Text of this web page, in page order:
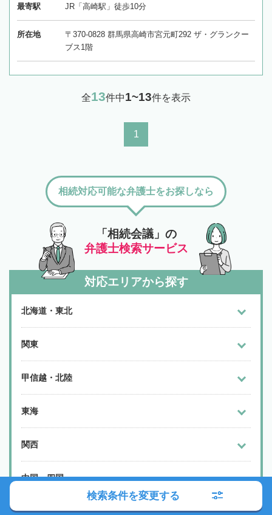
最寄駅 JR「高崎駅」徒歩10分
所在地
〒370-0828 群馬県高崎市宮元町292 ザ・グランクー
ブス1階
全13件中1~13件を表示
1
「相続会議」の
弁護士検索サービス
相続対応可能な弁護士をお探しなら
対応エリアから探す
北海道・東北
関東
甲信越・北陸
東海
関西
中国・四国
九州・沖縄
検索条件を変更する